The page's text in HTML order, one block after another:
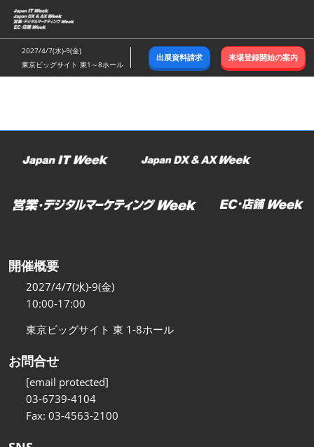
ス
キ
ッ
し
む
2027/4/7(水)-9(金)
東京ビッグサイト 東1～8ホール
出展資料請求 来場登録開始の案内
開催概要
2027/4/7(水)-9(金)
10:00-17:00
東京ビッグサイト 東 1-8ホール
お問合せ
[email protected]
03-6739-4104
Fax: 03-4563-2100